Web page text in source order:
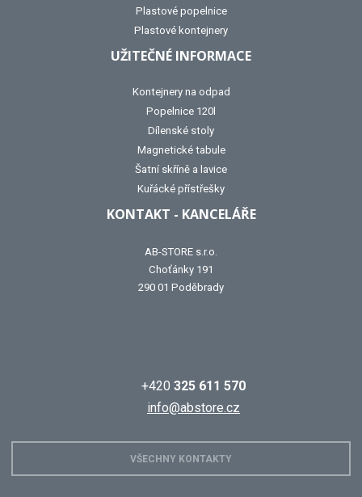
Plastové popelnice
Plastové kontejnery
UŽITEČNÉ INFORMACE
Kontejnery na odpad
Popelnice 120l
Dílenské stoly
Magnetické tabule
Šatní skříně a lavice
Kuřácké přístřešky
KONTAKT - KANCELÁŘE
AB-STORE s.r.o.
Choťánky 191
290 01 Poděbrady
+420 325 611 570
info@abstore.cz
VŠECHNY KONTAKTY